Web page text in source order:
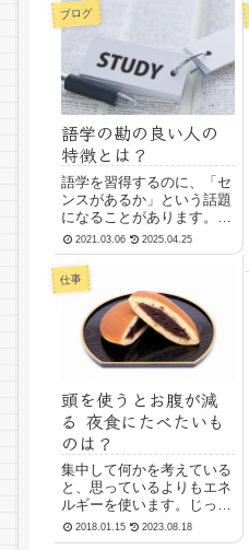
ブログ
語学の勘の良い人の
特徴とは？
語学を習得するのに、「セ
ンスがあるか」という話題
になることがあります。確
かに、勘の良い人は習得が
早いですが、習得するのに
時間がかかるかどうかとい
う個人差はあっても、コツ
コツと積み重ねていけば、
ほとんどの人は新しい言語
を使える能力があると思
い...
2021.03.06 2025.04.25
仕事
頭を使うとお腹が減
る 夜食にたべたいも
のは？
集中して何かを考えている
と、思っているよりもエネ
ルギーを使います。じっと
して動いていないように見
えても、頭の中では激しく
2018.01.15 2023.08.18